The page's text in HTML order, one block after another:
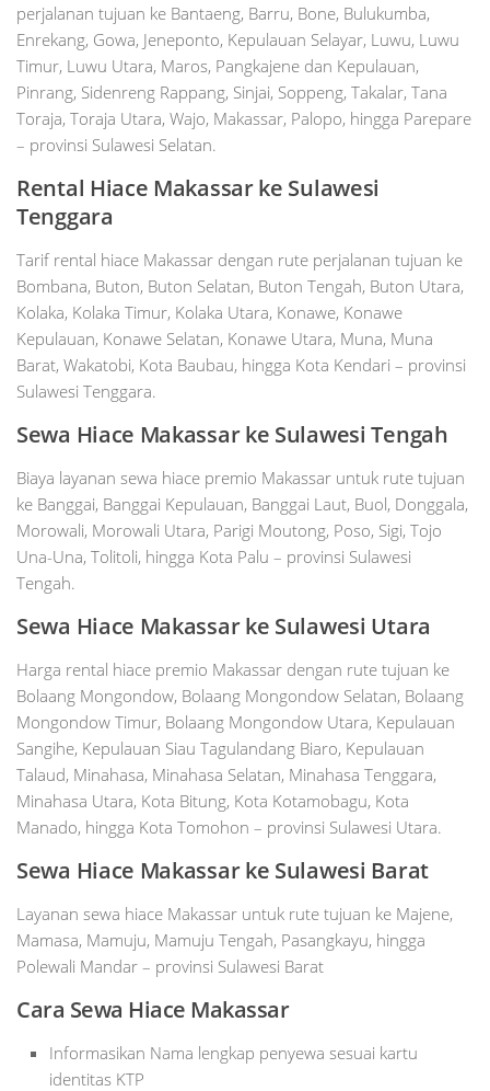
perjalanan tujuan ke Bantaeng, Barru, Bone, Bulukumba,
Enrekang, Gowa, Jeneponto, Kepulauan Selayar, Luwu, Luwu
Timur, Luwu Utara, Maros, Pangkajene dan Kepulauan,
Pinrang, Sidenreng Rappang, Sinjai, Soppeng, Takalar, Tana
Toraja, Toraja Utara, Wajo, Makassar, Palopo, hingga Parepare
– provinsi Sulawesi Selatan.
Rental Hiace Makassar ke Sulawesi
Tenggara
Tarif rental hiace Makassar dengan rute perjalanan tujuan ke
Bombana, Buton, Buton Selatan, Buton Tengah, Buton Utara,
Kolaka, Kolaka Timur, Kolaka Utara, Konawe, Konawe
Kepulauan, Konawe Selatan, Konawe Utara, Muna, Muna
Barat, Wakatobi, Kota Baubau, hingga Kota Kendari – provinsi
Sulawesi Tenggara.
Sewa Hiace Makassar ke Sulawesi Tengah
Biaya layanan sewa hiace premio Makassar untuk rute tujuan
ke Banggai, Banggai Kepulauan, Banggai Laut, Buol, Donggala,
Morowali, Morowali Utara, Parigi Moutong, Poso, Sigi, Tojo
Una-Una, Tolitoli, hingga Kota Palu – provinsi Sulawesi
Tengah.
Sewa Hiace Makassar ke Sulawesi Utara
Harga rental hiace premio Makassar dengan rute tujuan ke
Bolaang Mongondow, Bolaang Mongondow Selatan, Bolaang
Mongondow Timur, Bolaang Mongondow Utara, Kepulauan
Sangihe, Kepulauan Siau Tagulandang Biaro, Kepulauan
Talaud, Minahasa, Minahasa Selatan, Minahasa Tenggara,
Minahasa Utara, Kota Bitung, Kota Kotamobagu, Kota
Manado, hingga Kota Tomohon – provinsi Sulawesi Utara.
Sewa Hiace Makassar ke Sulawesi Barat
Layanan sewa hiace Makassar untuk rute tujuan ke Majene,
Mamasa, Mamuju, Mamuju Tengah, Pasangkayu, hingga
Polewali Mandar – provinsi Sulawesi Barat
Cara Sewa Hiace Makassar
Informasikan Nama lengkap penyewa sesuai kartu
identitas KTP